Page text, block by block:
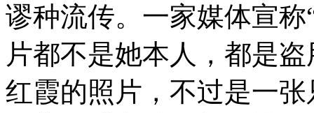
谬种流传。一家媒体宣
片都不是她本人，都是
红霞的照片，不过是一